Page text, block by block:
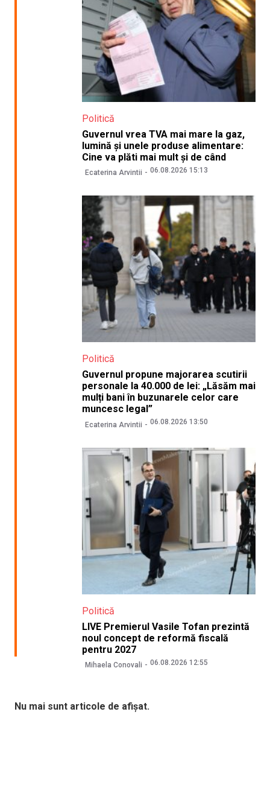
Politică
Guvernul vrea TVA mai mare la gaz,
lumină și unele produse alimentare:
Cine va plăti mai mult și de când
Ecaterina Arvintii 06.08.2026 15:13
Politică
Guvernul propune majorarea scutirii
personale la 40.000 de lei: „Lăsăm mai
mulți bani în buzunarele celor care
muncesc legal”
Ecaterina Arvintii 06.08.2026 13:50
Politică
LIVE Premierul Vasile Tofan prezintă
noul concept de reformă fiscală
pentru 2027
Mihaela Conovali 06.08.2026 12:55
Nu mai sunt articole de afișat.